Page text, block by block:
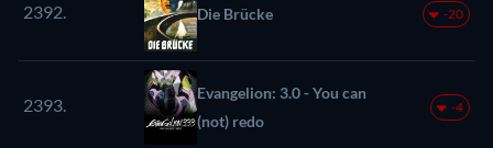
2392. Die Brücke -20
2393.
Evangelion: 3.0 - You can
(not) redo
-4